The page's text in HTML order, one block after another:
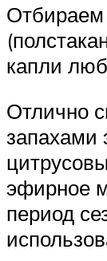
Отбираем
капли
Отлично
эфирное
период